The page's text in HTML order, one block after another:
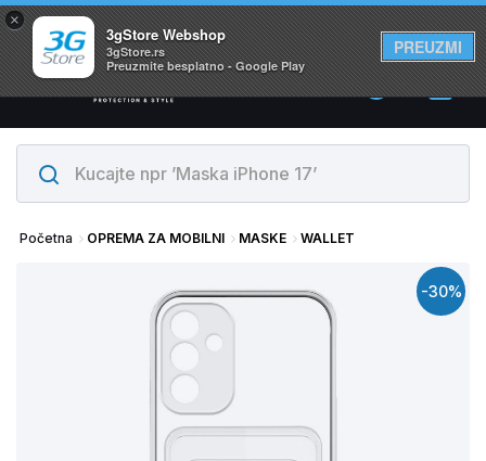
×
3gStore Webshop
3gStore.rs
Preuzmite besplatno - Google Play
PREUZMI
Svi proizvodi su na lageru. Slanje istog dana!
0
Početna OPREMA ZA MOBILNI MASKE WALLET
-30%